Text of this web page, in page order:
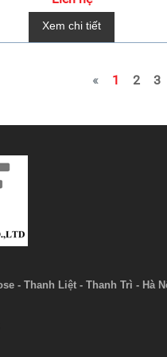
Xem chi tiết
« 1 2 3
- Thanh Liệt - Thanh Trì - Hà